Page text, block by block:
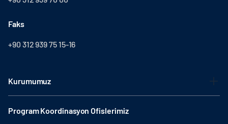
Faks
+90 312 939 75 15-16
Kurumumuz
Program Koordinasyon Ofislerimiz